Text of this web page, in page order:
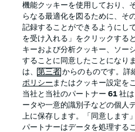
Official Partners
機能クッキーを使用しており、
らなる最適化を図るために、そ
記録することができるようにし
を受け入れる」をクリックする
キーおよび分析クッキー、ソー
することに同意したことになり
は、第三者 からのものです。詳
ポリシー またはクッキー設定を
当社と当社のパートナー61 社
ータや一意的識別子などの個人
上に保存します。「同意します
パートナーはデータを処理する